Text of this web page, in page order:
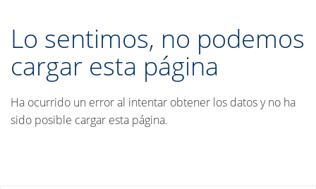
Lo sentimos, no podemos
cargar esta página
Ha ocurrido un error al intentar obtener los datos y no ha
sido posible cargar esta página.